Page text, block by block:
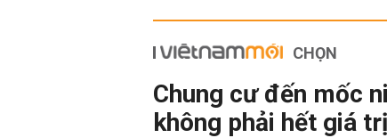
CHỌN
Chung cư đến mốc
không phải hết giá trị